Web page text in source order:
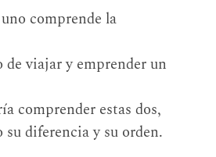
comprende la
de viajar y emprender un
comprender estas dos,
su diferencia y su orden.